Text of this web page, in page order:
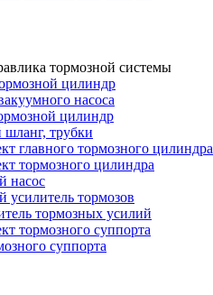
тормозной системы
цилиндр
насоса
цилиндр
трубки
главного тормозного цилиндра
тормозного цилиндра
насос
усилитель тормозов
тормозных усилий
тормозного суппорта
суппорта